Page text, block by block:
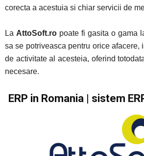
corecta a acestuia si chiar servicii de
La AttoSoft.ro poate fi gasita o gama
sa se potriveasca pentru orice afacere,
de activitate al acesteia, oferind
necesare.
ERP in Romania | sistem